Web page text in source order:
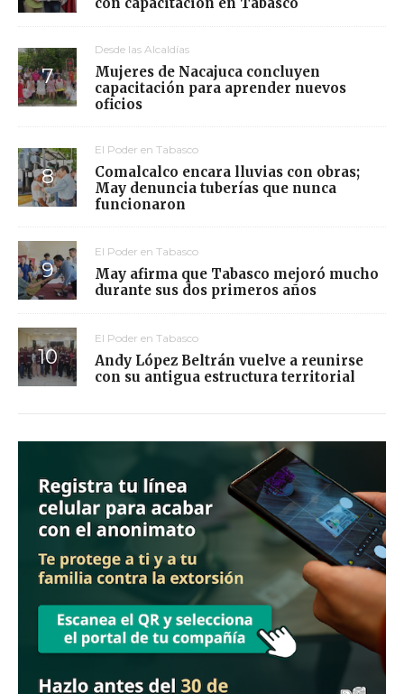
Desde las Alcaldías
Mujeres de Nacajuca concluyen
capacitación para aprender nuevos
oficios
El Poder en Tabasco
Comalcalco encara lluvias con obras;
May denuncia tuberías que nunca
funcionaron
El Poder en Tabasco
May afirma que Tabasco mejoró mucho
durante sus dos primeros años
El Poder en Tabasco
Andy López Beltrán vuelve a reunirse
con su antigua estructura territorial